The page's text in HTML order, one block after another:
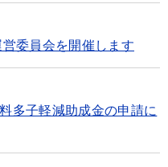
委員会を開催します
多子軽減助成金の申請に